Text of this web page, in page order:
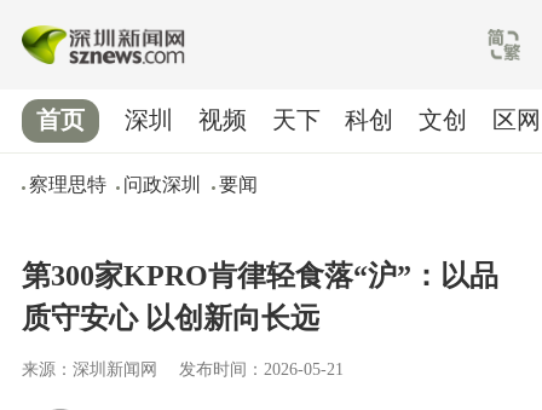
首页
察理思特 问政深圳 要闻
深圳 视频 天下 科创 文创 区网
第300家KPRO肯律轻食落“沪”：以品
质守安心 以创新向长远
来源：深圳新闻网 发布时间：2026-05-21